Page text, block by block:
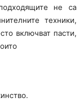
не са
техники,
включват пасти,